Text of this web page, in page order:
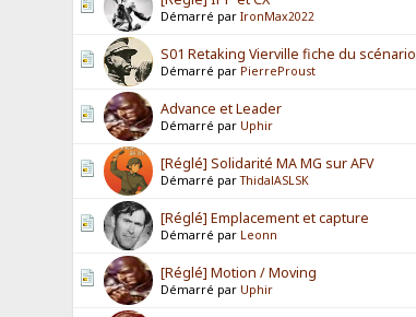
Démarré parIronMax2022
S01 Retaking Vierville fiche du scénario
Démarré par PierreProust
Advance et Leader
Démarré par Uphir
[Réglé] Solidarité MA MG sur AFV
Démarré parThidalASLSK
[Réglé] Emplacement et capture
Démarré par Leonn
[Réglé] Motion / Moving
Démarré par Uphir